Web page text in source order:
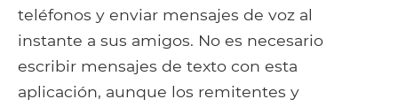
teléfonos y enviar mensajes de voz al
instante a sus amigos. No es necesario
escribir mensajes de texto con esta
aplicación, aunque los remitentes y